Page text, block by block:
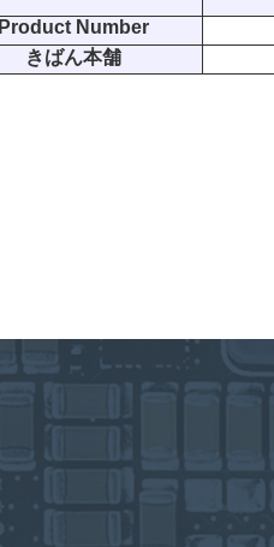
Product Number
きばん本舗